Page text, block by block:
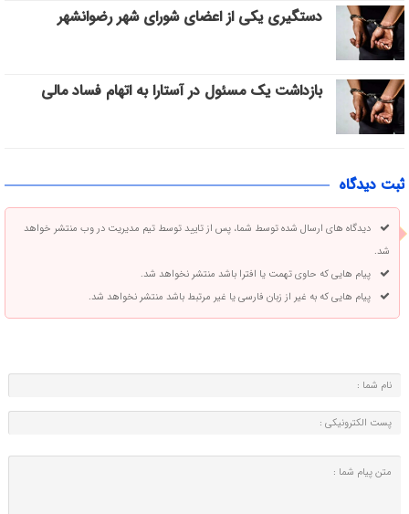
دستگیری یکی از اعضای شورای شهر رضوانشهر
بازداشت یک مسئول در آستارا به اتهام فساد مالی
ثبت دیدگاه
دیدگاه های ارسال شده توسط شما، پس از تایید توسط تیم مدیریت در وب منتشر خواهد
شد.
پیام هایی که حاوی تهمت یا افترا باشد منتشر نخواهد شد.
پیام هایی که به غیر از زبان فارسی یا غیر مرتبط باشد منتشر نخواهد شد.